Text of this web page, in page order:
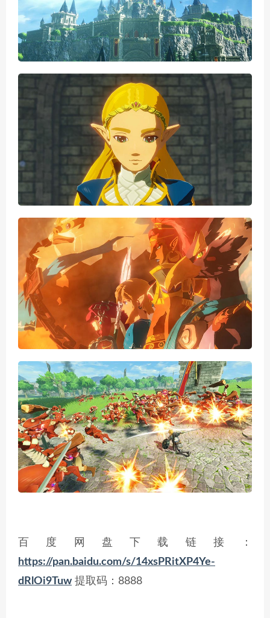
百度网盘下载链接：
https://pan.baidu.com/s/14xsPRitXP4Ye-
dRlOi9Tuw 提取码：8888